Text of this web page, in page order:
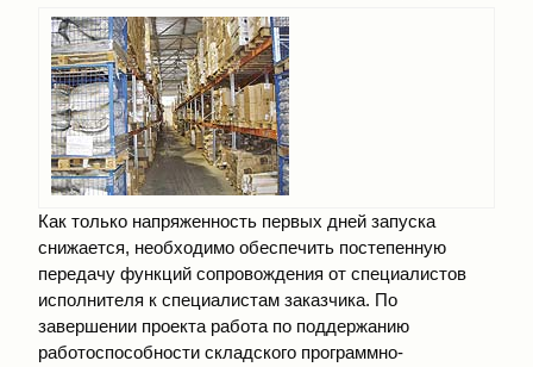
Как только напряженность первых дней запуска
снижается, необходимо обеспечить постепенную
передачу функций сопровождения от специалистов
исполнителя к специалистам заказчика. По
завершении проекта работа по поддержанию
работоспособности складского программно-